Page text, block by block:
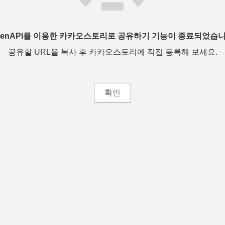
를 이용한 카카오스토리로 공유하기 기능이 종료되었습
공유할 URL을 복사 후 카카오스토리에 직접 등록해 보세요.
확인